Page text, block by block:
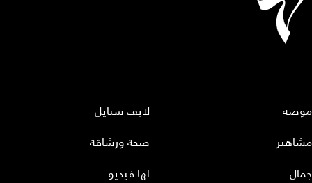
موضة
مشاهير
جمال
لايف ستايل
صحة ورشاقة
لها فيديو